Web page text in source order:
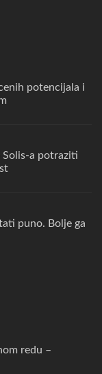
potencijala i
Solis-a potraziti
puno. Bolje ga
redu –